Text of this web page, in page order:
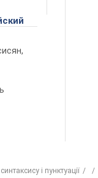
і пунктуації